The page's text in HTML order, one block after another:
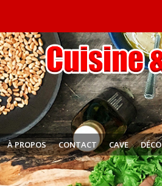
À PROPOS CONTACT CAVE DÉCO